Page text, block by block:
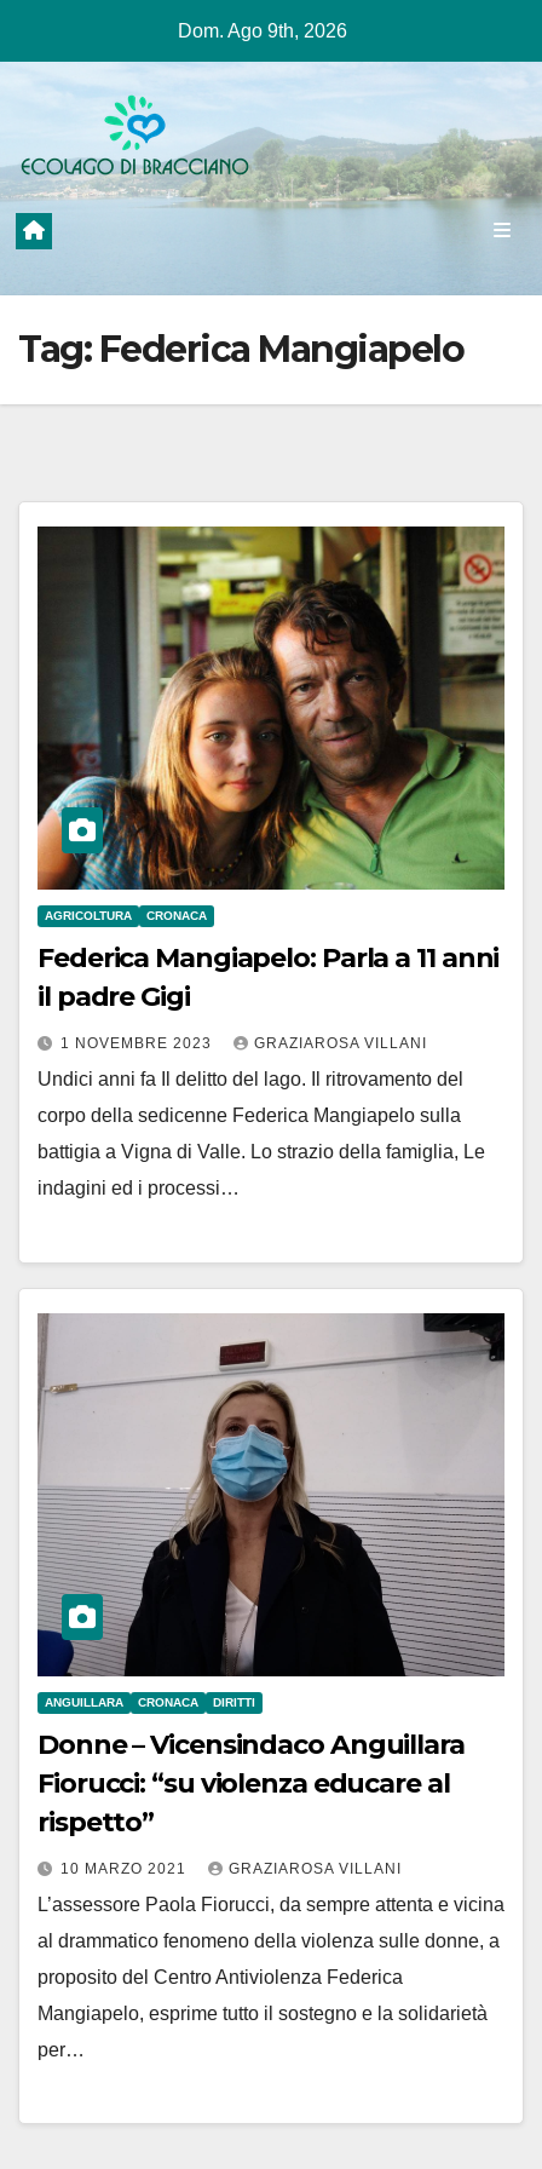
contenuto
Dom. Ago 9th, 2026
Tag: Federica Mangiapelo
AGRICOLTURA CRONACA
Federica Mangiapelo: Parla a 11 anni
il padre Gigi
1 NOVEMBRE 2023 GRAZIAROSA VILLANI
Undici anni fa Il delitto del lago. Il ritrovamento del
corpo della sedicenne Federica Mangiapelo sulla
battigia a Vigna di Valle. Lo strazio della famiglia, Le
indagini ed i processi…
ANGUILLARA CRONACA DIRITTI
Donne – Vicensindaco Anguillara
Fiorucci: “su violenza educare al
rispetto”
10 MARZO 2021 GRAZIAROSA VILLANI
L’assessore Paola Fiorucci, da sempre attenta e vicina
al drammatico fenomeno della violenza sulle donne, a
proposito del Centro Antiviolenza Federica
Mangiapelo, esprime tutto il sostegno e la solidarietà
per…